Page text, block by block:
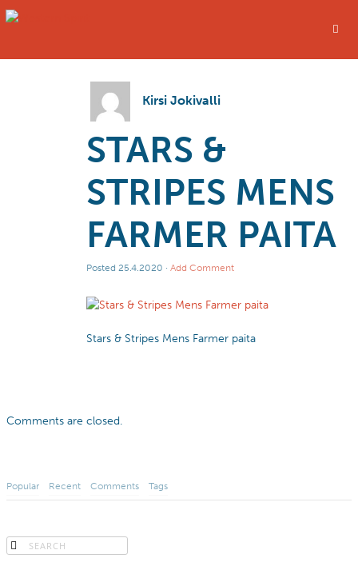
Kirsi Jokivalli
STARS &
STRIPES MENS
FARMER PAITA
Posted 25.4.2020 · Add Comment
Stars & Stripes Mens Farmer paita
Comments are closed.
Popular Recent Comments Tags